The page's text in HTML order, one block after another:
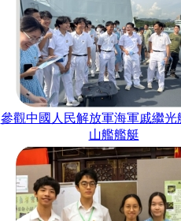
參觀中國人民解放軍海軍戚繼光
山艦艦艇